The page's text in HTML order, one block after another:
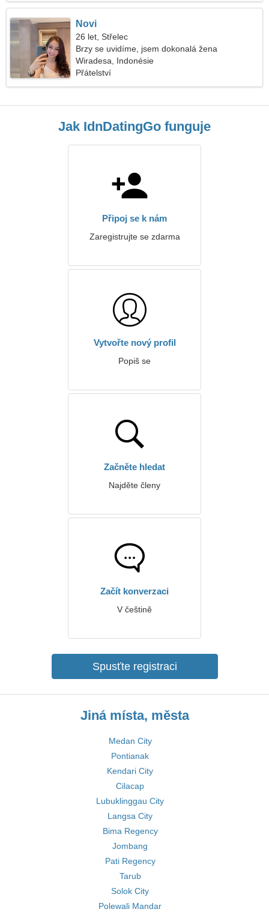
Novi
26 let, Střelec
Brzy se uvidíme, jsem dokonalá žena
Wiradesa, Indonésie
Přátelství
Jak IdnDatingGo funguje
Připoj se k nám
Zaregistrujte se zdarma
Vytvořte nový profil
Popiš se
Začněte hledat
Najděte členy
Začít konverzaci
V češtině
Spusťte registraci
Jiná místa, města
Medan City
Pontianak
Kendari City
Cilacap
Lubuklinggau City
Langsa City
Bima Regency
Jombang
Pati Regency
Tarub
Solok City
Polewali Mandar